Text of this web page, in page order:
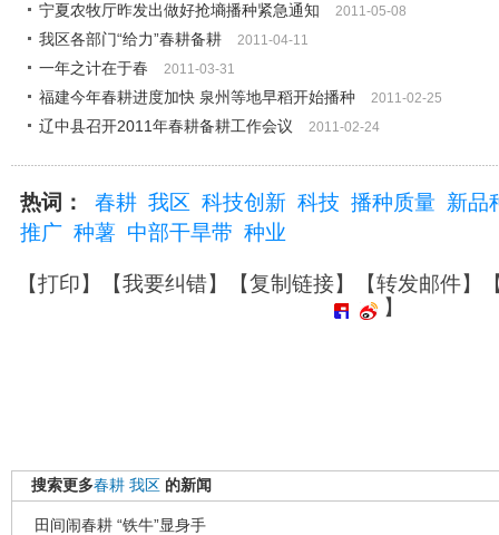
宁夏农牧厅昨发出做好抢墒播种紧急通知
2011-05-08
我区各部门“给力”春耕备耕 2011-04-11
一年之计在于春 2011-03-31
福建今年春耕进度加快 泉州等地早稻开始播种 2011-02-25
辽中县召开2011年春耕备耕工作会议 2011-02-24
热词： 春耕 我区 科技创新 科技 播种质量 新品
推广 种薯 中部干旱带 种业
【打印】【我要纠错】【复制链接】【转发邮件】
】
搜索更多春耕 我区 的新闻
田间闹春耕 “铁牛”显身手